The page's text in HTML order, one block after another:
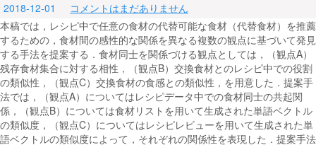
2018-12-01
コメントはまだありません
本稿では，レシピ中で任意の食材の代替可能な食材（代替食材）を推薦
するための，食材間の感性的な関係を異なる複数の観点に基づいて発見
する手法を提案する．食材同士を関係づける観点としては，（観点A）
残存食材集合に対する相性，（観点B）交換食材とのレシピ中での役割
の類似性，（観点C）交換食材の食感との類似性，を用意した．提案手
法では，（観点A）についてはレシピデータ中での食材同士の共起関
係，（観点B）については食材リストを用いて生成された単語ベクトル
の類似度，（観点C）についてはレシピレビューを用いて生成された単
語ベクトルの類似度によって，それぞれの関係性を表現した．提案手法